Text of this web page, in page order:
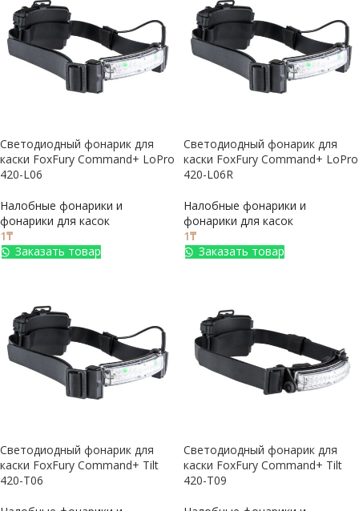
Светодиодный фонарик для
каски FoxFury Command+ LoPro
420-L06
Налобные фонарики и
фонарики для касок
1₸
Заказать товар
Светодиодный фонарик для
каски FoxFury Command+ LoPro
420-L06R
Налобные фонарики и
фонарики для касок
1₸
Заказать товар
Светодиодный фонарик для
каски FoxFury Command+ Tilt
420-T06
Светодиодный фонарик для
каски FoxFury Command+ Tilt
420-T09